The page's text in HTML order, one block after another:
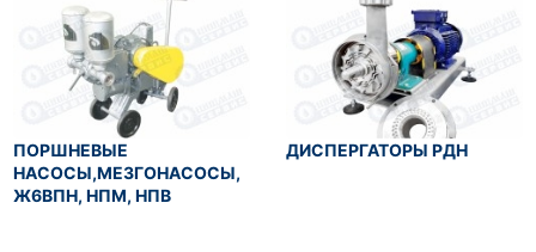
ПОРШНЕВЫЕ
НАСОСЫ,МЕЗГОНАСОСЫ,
Ж6ВПН, НПМ, НПВ
ДИСПЕРГАТОРЫ РДН